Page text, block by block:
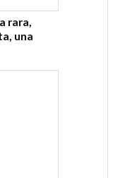
rara,
una